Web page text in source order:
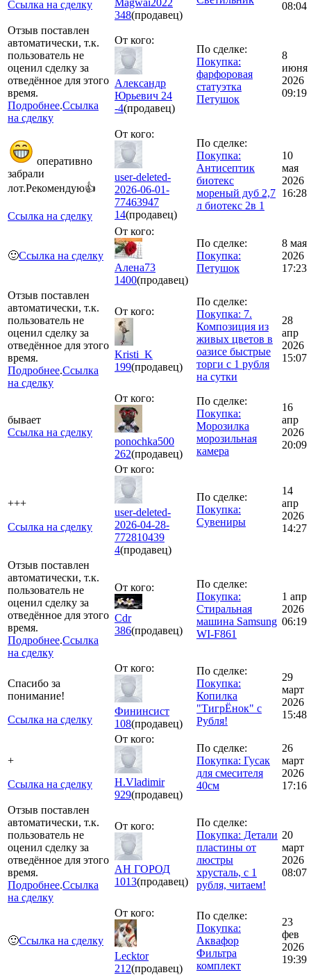
Ссылка на сделку
348(продавец)
08:04
Отзыв поставлен
автоматически, т.к.
пользователь не
оценил сделку за
отведённое для этого
время.
Подробнее.Ссылка
на сделку
От кого:
Александр
Юрьевич 24
-4(продавец)
По сделке:
Покупка:
фарфоровая
статуэтка
Петушок
8
июня
2026
09:19
оперативно
забрали
лот.Рекомендую👍
Ссылка на сделку
От кого:
user-deleted-
2026-06-01-
77463947
14(продавец)
По сделке:
Покупка:
Антисептик
биотекс
мореный дуб 2,7
л биотекс 2в 1
10
мая
2026
16:28
🙂Ссылка на сделку
От кого:
Алена73
1400(продавец)
По сделке:
Покупка:
Петушок
8 мая
2026
17:23
Отзыв поставлен
автоматически, т.к.
пользователь не
оценил сделку за
отведённое для этого
время.
Подробнее.Ссылка
на сделку
От кого:
Kristi_K
199(продавец)
По сделке:
Покупка: 7.
Композиция из
живых цветов в
оазисе быстрые
торги с 1 рубля
на сутки
28
апр
2026
15:07
бывает
Ссылка на сделку
От кого:
ponochka500
262(продавец)
По сделке:
Покупка:
Морозилка
морозильная
камера
16
апр
2026
20:09
+++
Ссылка на сделку
От кого:
user-deleted-
2026-04-28-
772810439
4(продавец)
По сделке:
Покупка:
Сувениры
14
апр
2026
14:27
Отзыв поставлен
автоматически, т.к.
пользователь не
оценил сделку за
отведённое для этого
время.
Подробнее.Ссылка
на сделку
От кого:
Cdr
386(продавец)
По сделке:
Покупка:
Стиральная
машина Samsung
WI-F861
1 апр
2026
06:19
Спасибо за
понимание!
Ссылка на сделку
От кого:
Фининсист
108(продавец)
По сделке:
Покупка:
Копилка
"ТигрЁнок" с
Рубля!
29
март
2026
15:48
+
Ссылка на сделку
От кого:
H.Vladimir
929(продавец)
По сделке:
Покупка: Гусак
для смесителя
40см
26
март
2026
17:16
Отзыв поставлен
автоматически, т.к.
пользователь не
оценил сделку за
отведённое для этого
время.
Подробнее.Ссылка
на сделку
От кого:
АН ГОРОД
1013(продавец)
По сделке:
Покупка: Детали
пластины от
люстры
хрусталь, с 1
рубля, читаем!
20
март
2026
08:07
🙂Ссылка на сделку
От кого:
Lecktor
212(продавец)
По сделке:
Покупка:
Аквафор
Фильтра
комплект
23
фев
2026
19:39